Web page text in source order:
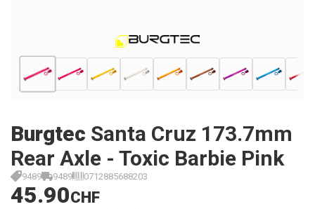
Burgtec Santa Cruz 173.7mm
Rear Axle - Toxic Barbie Pink
9489 9489 0712885688203
45.90CHF